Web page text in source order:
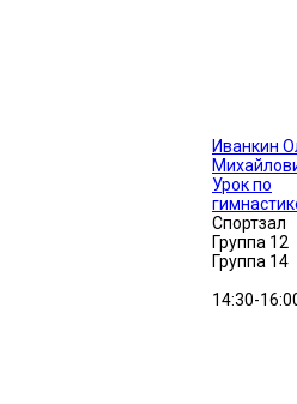
Иванкин
Урок по
Спортзал
Группа 12
Группа 14
14:30-